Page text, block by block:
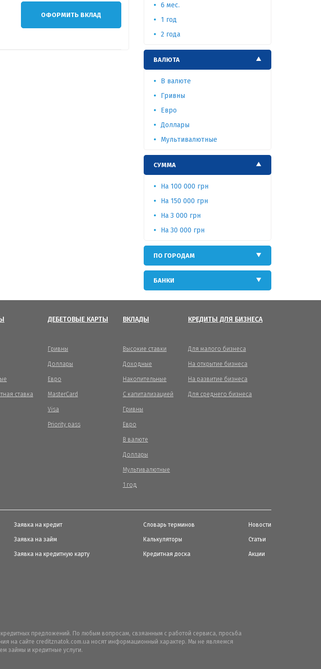
ОФОРМИТЬ ВКЛАД
6 мес.
1 год
2 года
ВАЛЮТА
В валюте
Гривны
Евро
Доллары
Мультивалютные
СУММА
На 100 000 грн
На 150 000 грн
На 3 000 грн
На 30 000 грн
ПО ГОРОДАМ
БАНКИ
ставка
ДЕБЕТОВЫЕ КАРТЫ
Гривны
Доллары
Евро
MasterCard
Visa
Priority pass
ВКЛАДЫ
Высокие ставки
Доходные
Накопительные
С капитализацией
Гривны
Евро
В валюте
Доллары
Мультивалютные
1 год
КРЕДИТЫ ДЛЯ БИЗНЕСА
Для малого бизнеса
На открытие бизнеса
На развитие бизнеса
Для среднего бизнеса
Заявка на кредит
Заявка на займ
Заявка на кредитную карту
Словарь терминов
Калькуляторы
Кредитная доска
Новости
Статьи
Акции
предложений. По любым вопросам, свзяанным с работой сервиса, просьба
на сайте creditznatok.com.ua носят информационный характер. Мы не являемся
займы и кредитные услуги.